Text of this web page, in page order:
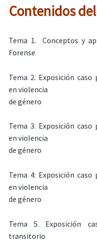
Contenidos
Tema 1. Conceptos y
Forense
Tema 2. Exposición
en violencia
de género
Tema 3. Exposición
en violencia
de género
Tema 4: Exposición
en violencia
de género
Tema 5. Exposición
transitorio